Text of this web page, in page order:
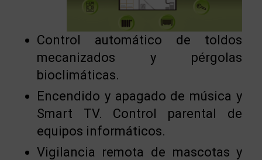
Control automático de toldos
mecanizados y pérgolas
bioclimáticas.
Encendido y apagado de música y
Smart TV. Control parental de
equipos informáticos.
Vigilancia remota de mascotas y